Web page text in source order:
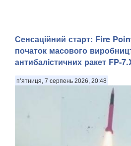
Сенсаційний старт: Fire
початок масового
антибалістичних ракет FP-
п’ятниця, 7 серпень 2026, 20:48